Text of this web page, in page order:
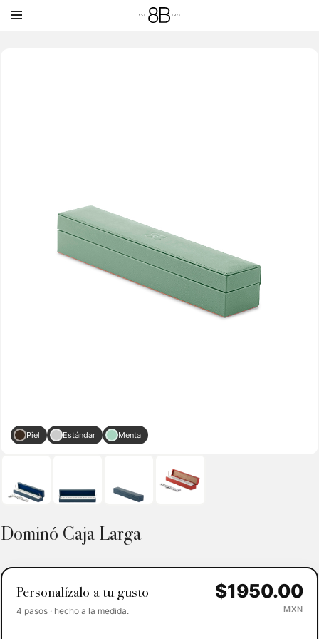
Piel Estándar Menta
Dominó Caja Larga
Personalízalo a tu gusto
4 pasos · hecho a la medida.
$1950.00
MXN